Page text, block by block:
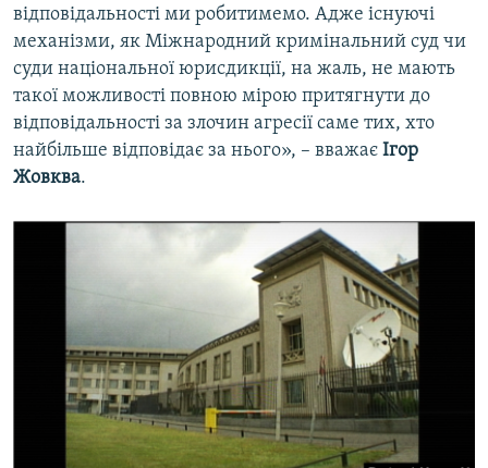
відповідальності ми робитимемо. Адже існуючі
механізми, як Міжнародний кримінальний суд чи
суди національної юрисдикції, на жаль, не мають
такої можливості повною мірою притягнути до
відповідальності за злочин агресії саме тих, хто
найбільше відповідає за нього», – вважає Ігор
Жовква.